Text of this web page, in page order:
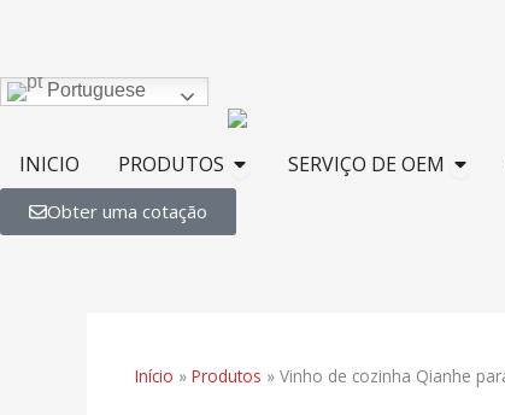
o
conteúdo
Portuguese
INICIO PRODUTOS Abra PRODUTOS
SERVIÇO DE OEM
Obter uma cotação
Início » Produtos » Vinho de cozinha Qianhe